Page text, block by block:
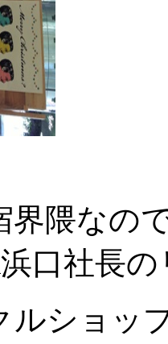
隈なの
口社長
ルショッ